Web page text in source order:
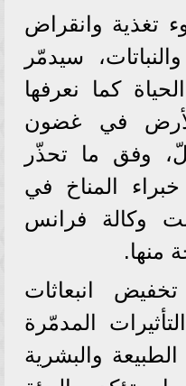
تغذية وانقراض
سيدمّر
كما نعرفها
في غضون
وفق ما تحذّر
المناخ في
وكالة فرانس
منها.
انبعاثات
المدمّرة
والبشرية